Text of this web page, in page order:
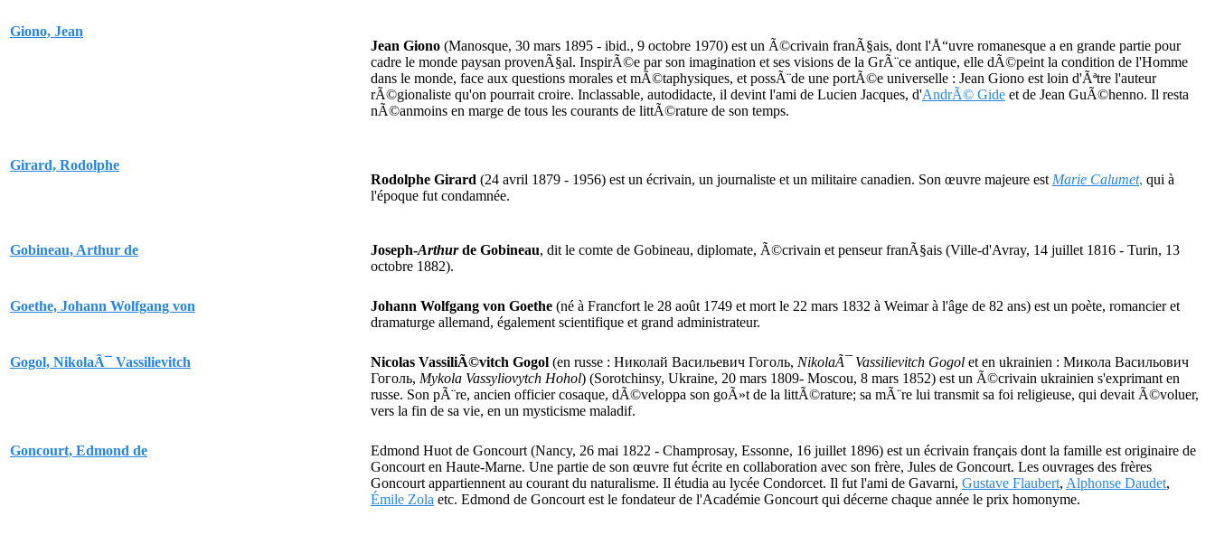
Giono, Jean
Jean Giono (Manosque, 30 mars 1895 - ibid., 9 octobre 1970) est un Ã©crivain franÃ§ais, dont l'Å“uvre romanesque a en grande partie pour
cadre le monde paysan provenÃ§al. InspirÃ©e par son imagination et ses visions de la GrÃ¨ce antique, elle dÃ©peint la condition de l'Homme
dans le monde, face aux questions morales et mÃ©taphysiques, et possÃ¨de une portÃ©e universelle : Jean Giono est loin d'Ãªtre l'auteur
rÃ©gionaliste qu'on pourrait croire. Inclassable, autodidacte, il devint l'ami de Lucien Jacques, d'AndrÃ© Gide et de Jean GuÃ©henno. Il resta
nÃ©anmoins en marge de tous les courants de littÃ©rature de son temps.
Girard, Rodolphe
Rodolphe Girard (24 avril 1879 - 1956) est un écrivain, un journaliste et un militaire canadien. Son œuvre majeure est Marie Calumet, qui à
l'époque fut condamnée.
Gobineau, Arthur de Joseph-Arthurde Gobineau, dit le comte de Gobineau, diplomate, Ã©crivain et penseur franÃ§ais (Ville-d'Avray, 14 juillet 1816 - Turin, 13
octobre 1882).
Goethe, Johann Wolfgang von Johann Wolfgang von Goethe (né à Francfort le 28 août 1749 et mort le 22 mars 1832 à Weimar à l'âge de 82 ans) est un poète, romancier et
dramaturge allemand, également scientifique et grand administrateur.
Gogol, NikolaÃ¯ Vassilievitch Nicolas VassiliÃ©vitch Gogol (en russe : Николай Васильевич Гоголь, NikolaÃ¯ Vassilievitch Gogol et en ukrainien : Микола Васильович
Гоголь, Mykola Vassyliovytch Hohol) (Sorotchinsy, Ukraine, 20 mars 1809- Moscou, 8 mars 1852) est un Ã©crivain ukrainien s'exprimant en
russe. Son pÃ¨re, ancien officier cosaque, dÃ©veloppa son goÃ»t de la littÃ©rature; sa mÃ¨re lui transmit sa foi religieuse, qui devait Ã©voluer,
vers la fin de sa vie, en un mysticisme maladif.
Goncourt, Edmond de
Edmond Huot de Goncourt (Nancy, 26 mai 1822 - Champrosay, Essonne, 16 juillet 1896) est un écrivain français dont la famille est originaire de
Goncourt en Haute-Marne. Une partie de son œuvre fut écrite en collaboration avec son frère, Jules de Goncourt. Les ouvrages des frères
Goncourt appartiennent au courant du naturalisme. Il étudia au lycée Condorcet. Il fut l'ami de Gavarni, Gustave Flaubert, Alphonse Daudet,
Émile Zola etc. Edmond de Goncourt est le fondateur de l'Académie Goncourt qui décerne chaque année le prix homonyme.